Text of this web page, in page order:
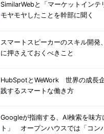
SimilarWebと「マーケットインテ
モヤモヤしたことを幹部に聞く
スマートスピーカーのスキル開発
に押さえておくべきこと
HubSpotとWeWork 世界の成長
践するスマートな働き方
Googleが指南する、AI検索を味方
ト」 オープンハウスでは「コン